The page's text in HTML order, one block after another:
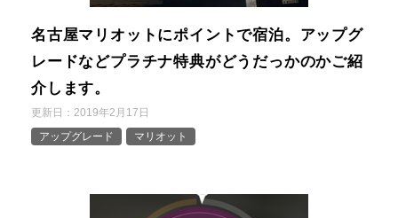
名古屋マリオットにポイントで宿泊。アップグ
レードなどプラチナ特典がどうだっかのかご紹
介します。
更新日： 2019年2月17日
アップグレード
マリオット